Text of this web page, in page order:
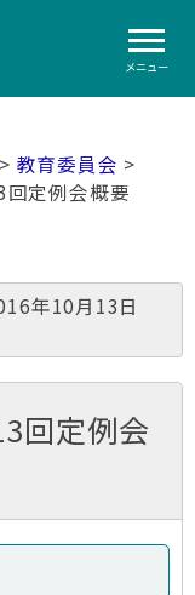
メニュー
> 教育委員会 >
定例会概要
年10月13日
回定例会